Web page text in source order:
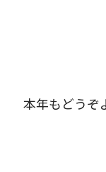
本年もどうぞ